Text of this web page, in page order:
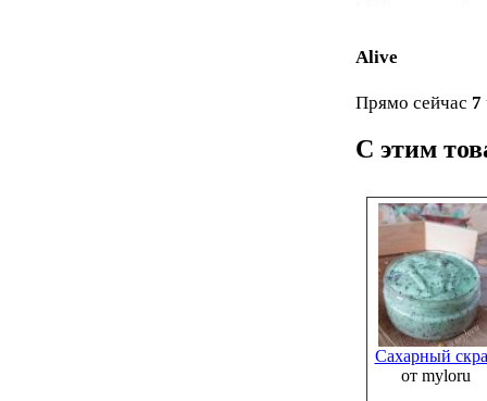
Alive
Прямо сейчас 7
С этим
Сахарный
от myloru